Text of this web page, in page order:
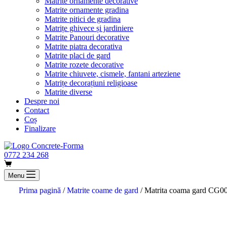
Matrite ornamente gradina
Matrite pitici de gradina
Matrițe ghivece și jardiniere
Matrite Panouri decorative
Matrite piatra decorativa
Matrite placi de gard
Matrite rozete decorative
Matrite chiuvete, cismele, fantani arteziene
Matrițe decorațiuni religioase
Matrite diverse
Despre noi
Contact
Coș
Finalizare
0772 234 268
Menu
Prima pagină /Matrite coame de gard / Matrita coama gard